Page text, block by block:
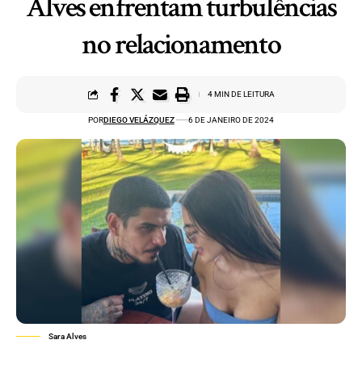
Alves enfrentam turbulências
no relacionamento
PORDIEGO VELÁZQUEZ 6 DE JANEIRO DE 2024
4 MIN DE LEITURA
Sara Alves